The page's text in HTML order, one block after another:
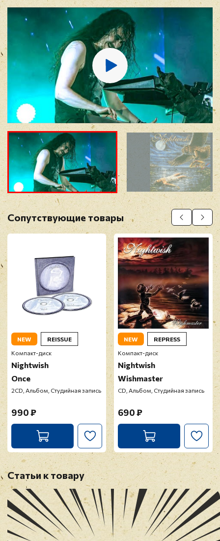
Отзыв*
Прикрепить фото
Оставить отзыв
Перед публикацией отзывы проходят
модерацию
Сопутствующие товары
NEW
REISSUE
Компакт-диск
Nightwish
Once
2CD, Альбом, Студийная запись
990 ₽
NEW
REPRESS
Компакт-диск
Nightwish
Wishmaster
CD, Альбом, Студийная запись
690 ₽
Статьи к товару